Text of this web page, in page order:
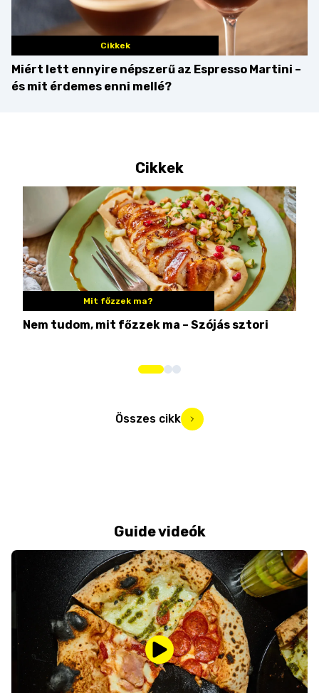
Cikkek
Miért lett ennyire népszerű az Espresso Martini –
és mit érdemes enni mellé?
Cikkek
Mit főzzek ma?
Nem tudom, mit főzzek ma – Szójás sztori
Összes cikk
Guide videók